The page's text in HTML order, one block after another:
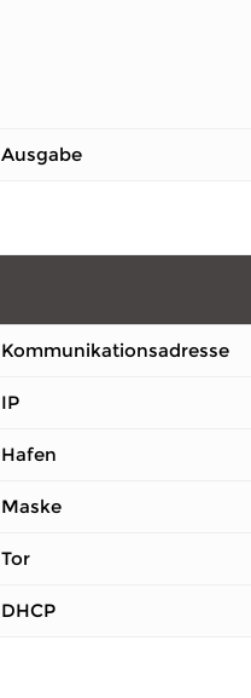
Ausgabe
Kommunikationsadresse
IP
Hafen
Maske
Tor
DHCP